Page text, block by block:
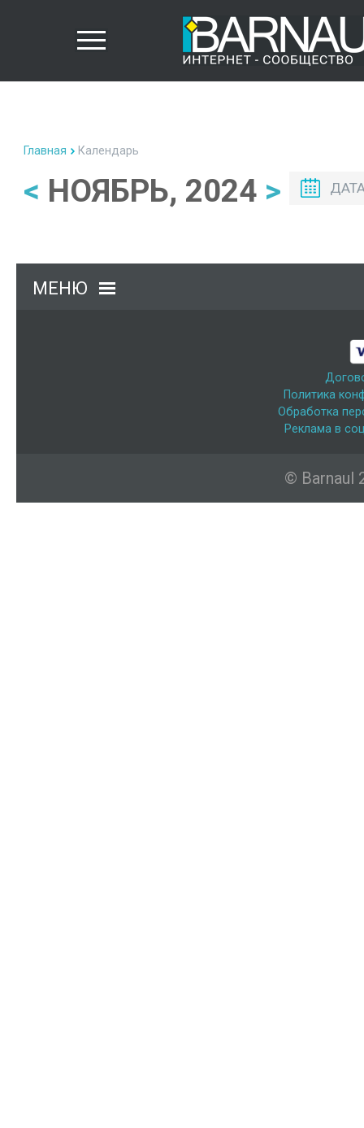
Главная Календарь
< НОЯБРЬ, 2024 >
МЕНЮ
Политика
Обработка
Реклама в
© Barnaul